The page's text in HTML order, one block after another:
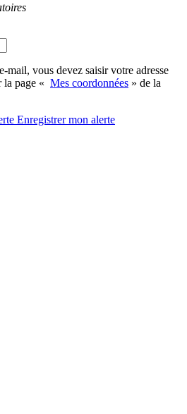
mail, vous devez saisir votre adresse
la page « Mes coordonnées » de la
Enregistrermon alerte